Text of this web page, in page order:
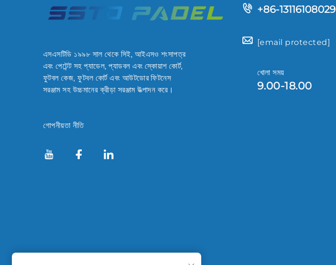
এসএসটিডি ১৯৯৮ সাল থেকে সিই, আইএসও শংসাপত্র
এবং পেটেন্ট সহ প্যাডেল, প্যাডবল এবং স্কোয়াশ কোর্ট,
ফুটবল কেজ, ফুটবল কোর্ট এবং আউটডোর ফিটনেস
সরঞ্জাম সহ উচ্চমানের ক্রীড়া সরঞ্জাম উত্পাদন করে।
গোপনীয়তা নীতি
+86-13116108029
[email protected]
খোলা সময়
9.00-18.00